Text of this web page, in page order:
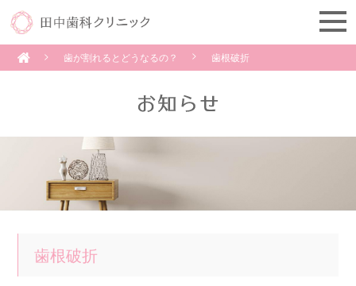
歯が割れるとどうなるの？ 歯根破折
歯根破折